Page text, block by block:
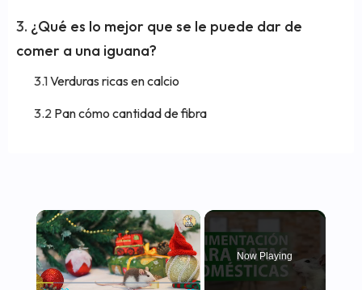
¿Qué es lo mejor que se le puede dar de
comer a una iguana?
Verduras ricas en calcio
Pan cómo cantidad de fibra
×
Now Playing